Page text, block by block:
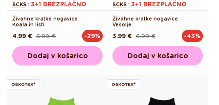
SCKS : 3+1 BREZPLAČNO
Živahne kratke nogavice
Koala in listi
Redna 6.99 €
Akcijska
4.99 € -29%
Dodaj v košarico
SCKS : 3+1 BREZPLAČNO
Živahne kratke nogavice
Vesolje
Redna 6.99 €
Akcijska
3.99 € -43%
Dodaj v košarico
OEKOTEX® OEKOTEX®